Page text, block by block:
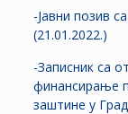
-Јавни позив
(21.01.2022.)
-Записник са
финансирање
заштине у